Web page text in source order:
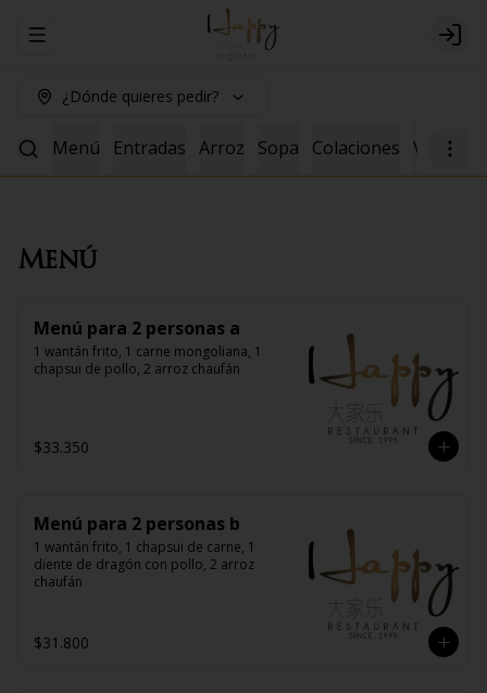
Abrir menu de navegación Login
¿Dónde quieres pedir?
Menú Entradas Arroz Sopa Colaciones Vacuno
Menú
Menú para 2 personas a
1 wantán frito, 1 carne mongoliana, 1
chapsui de pollo, 2 arroz chaufán
$33.350
Menú para 2 personas b
1 wantán frito, 1 chapsui de carne, 1
diente de dragón con pollo, 2 arroz
chaufán
$31.800